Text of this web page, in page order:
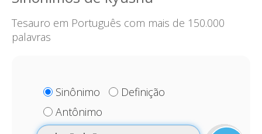
Tesauro em Português com mais de 150.000
palavras
Sinônimo
Definição
Antônimo